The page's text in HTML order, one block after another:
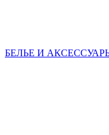
БЕЛЬЕ И